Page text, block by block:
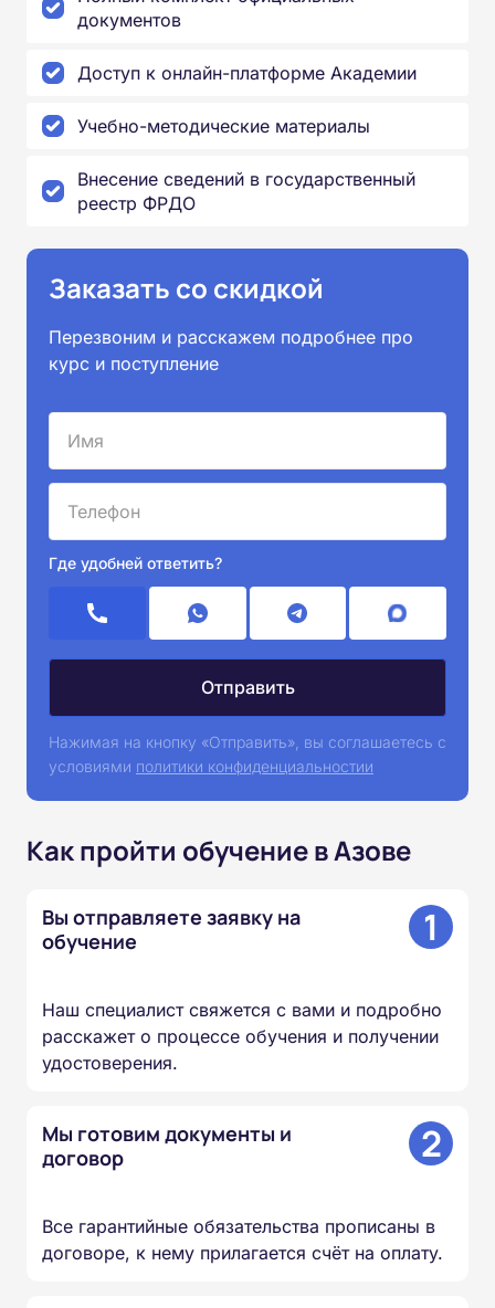
документов
Доступ к онлайн-платформе Академии
Учебно-методические материалы
Внесение сведений в государственный
реестр ФРДО
Заказать со скидкой
Перезвоним и расскажем подробнее про
курс и поступление
Где удобней ответить?
Нажимая на кнопку «Отправить», вы соглашаетесь с
условиями политики конфиденциальностии
Как пройти обучение в Азове
Вы отправляете заявку на
обучение
1
Наш специалист свяжется с вами и подробно
расскажет о процессе обучения и получении
удостоверения.
Мы готовим документы и
договор
2
Все гарантийные обязательства прописаны в
договоре, к нему прилагается счёт на оплату.